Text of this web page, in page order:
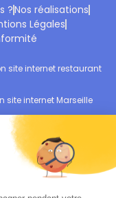
?Nos réalisations
Légales
site internet restaurant
site internet Marseille
site internet Wittelsheim
votre site !